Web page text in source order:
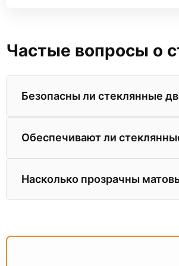
Частые вопросы о
Безопасны ли стеклянные
Абсолютно. В наших салонах
Разбить такое стекло крайне
крошку, либо остается на
Обеспечивают ли
Да. За счет высокой плотности
современные стеклянные
можете на стендах в салоне
Насколько прозрачны